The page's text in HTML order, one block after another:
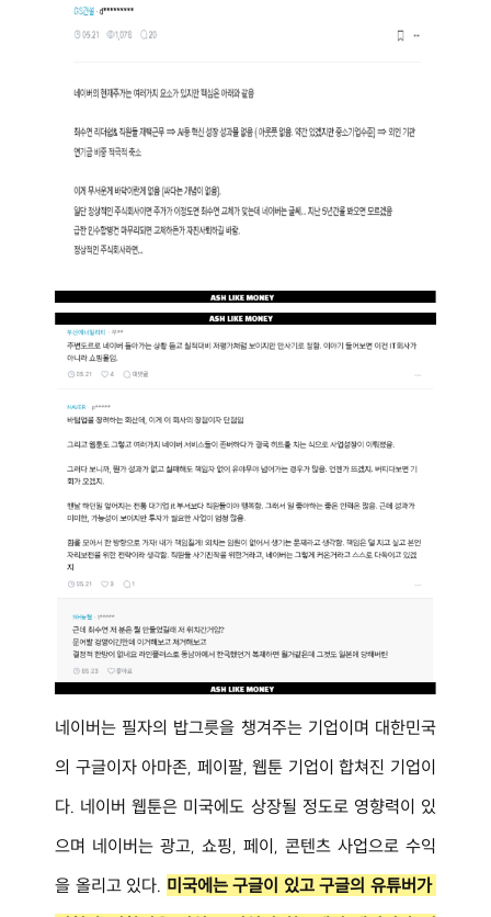
네이버는 필자의 밥그릇을 챙겨주는 기업이며 대한민국
의 구글이자 아마존, 페이팔, 웹툰 기업이 합쳐진 기업이
다. 네이버 웹툰은 미국에도 상장될 정도로 영향력이 있
으며 네이버는 광고, 쇼핑, 페이, 콘텐츠 사업으로 수익
을 올리고 있다. 미국에는 구글이 있고 구글의 유튜버가